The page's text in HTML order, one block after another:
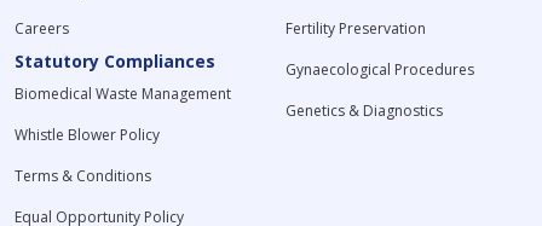
Careers
Statutory Compliances
Biomedical Waste Management
Whistle Blower Policy
Terms & Conditions
Equal Opportunity Policy
Fertility Preservation
Gynaecological Procedures
Genetics & Diagnostics